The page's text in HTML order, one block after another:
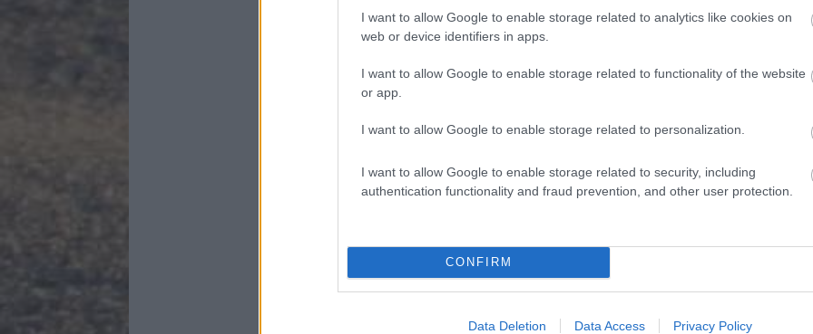
I want to allow Google to enable storage related to analytics like cookies on
web or device identifiers in apps.
I want to allow Google to enable storage related to functionality of the website
or app.
I want to allow Google to enable storage related to personalization.
I want to allow Google to enable storage related to security, including
authentication functionality and fraud prevention, and other user protection.
CONFIRM
Data Deletion Data Access Privacy Policy
Elek